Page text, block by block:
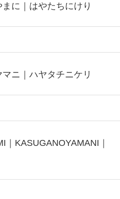
に｜はやたちにけり
ニ｜ハヤタチニケリ
KASUGANOYAMANI｜